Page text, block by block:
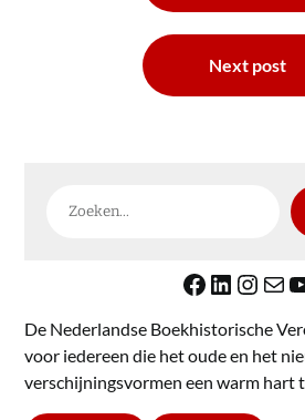
Next post
Facebook
LinkedIn
E-
De Nederlandse Boekhistorische
voor iedereen die het oude en het
verschijningsvormen een warm hart